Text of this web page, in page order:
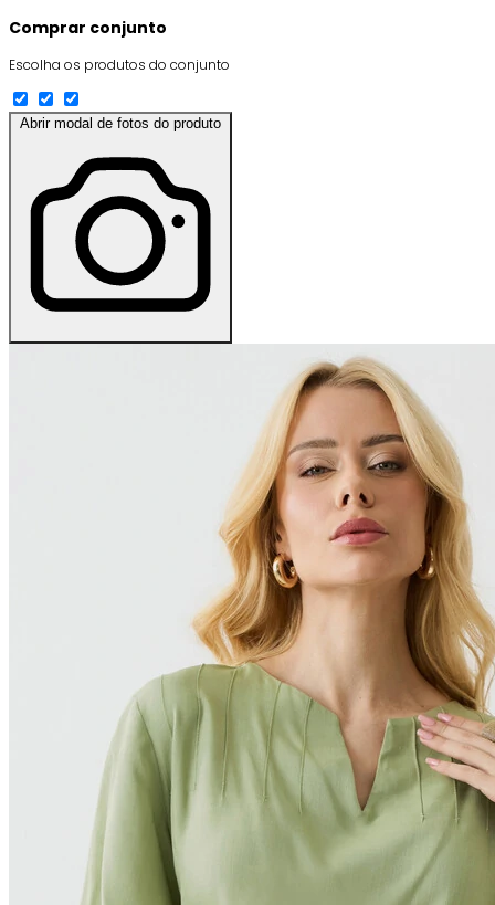
Comprar conjunto
Escolha os produtos do conjunto
Abrir modal de fotos do produto